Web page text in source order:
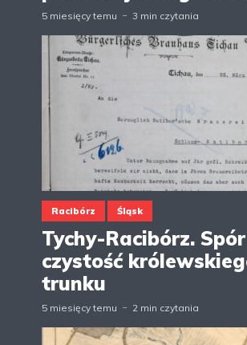
5 miesięcy temu 3 min czytania
Racibórz Śląsk
Tychy-Racibórz.
czystość
trunku
5 miesięcy temu 2 min czytania